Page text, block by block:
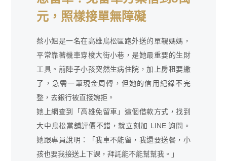
元，照樣接單無障礙
蔡小姐是一名在高雄鳥松區跑外送的單親媽媽，
平常靠著機車穿梭大街小巷，是她最重要的生財
工具。前陣子小孩突然生病住院，加上房租要繳
了，急需一筆現金周轉，但她的信用紀錄不完
整，去銀行被直接婉拒。
她上網查到「高雄免留車」這個借款方式，找到
大中鳥松當舖評價不錯，就立刻加 LINE 詢問。
她跟專員說明：「我車不能留，我還要送餐，小
孩也要我接送上下課，拜託能不能幫幫我。」